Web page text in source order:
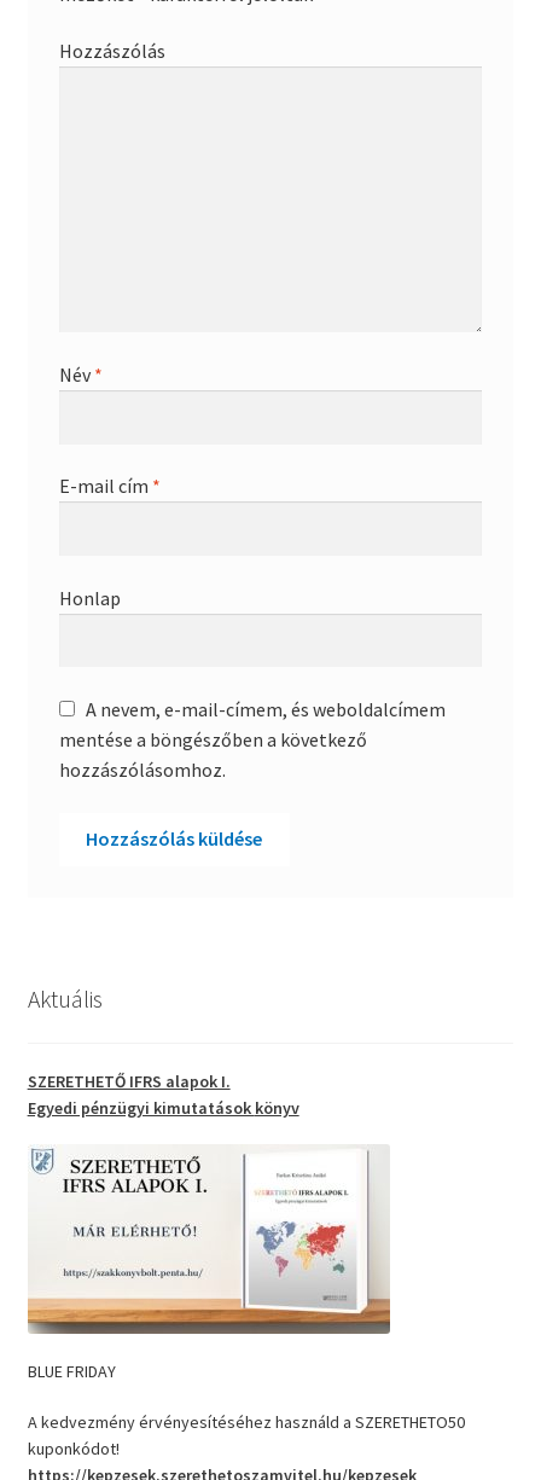
Hozzászólás
Név *
E-mail cím *
Honlap
A nevem, e-mail-címem, és weboldalcímem
mentése a böngészőben a következő
hozzászólásomhoz.
Aktuális
SZERETHETŐ IFRS alapok I.
Egyedi pénzügyi kimutatások könyv
BLUE FRIDAY
A kedvezmény érvényesítéséhez használd a SZERETHETO50
kuponkódot!
https://kepzesek.szerethetoszamvitel.hu/kepzesek